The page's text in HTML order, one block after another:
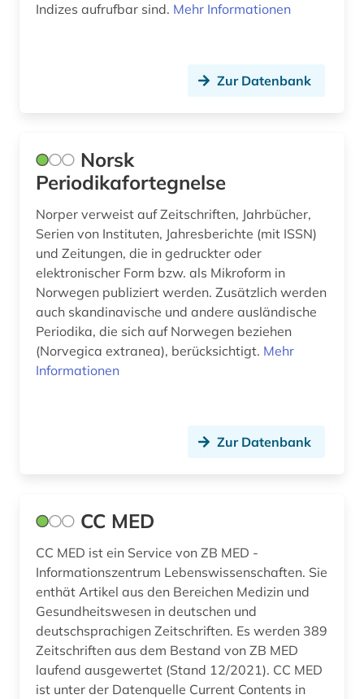
sprache (1)
sprachwissenschaft (3)
swot analyse (1)
südasien (1)
tagebuch (1)
taiwan (2)
tschechien (1)
tschechoslowakei (1)
türkei (1)
türkisch (1)
ukraine (1)
Indizes aufrufbar sind. Mehr Informationen
Zur Datenbank
Norsk
Periodikafortegnelse
Norper verweist auf Zeitschriften, Jahrbücher,
Serien von Instituten, Jahresberichte (mit ISSN)
und Zeitungen, die in gedruckter oder
elektronischer Form bzw. als Mikroform in
Norwegen publiziert werden. Zusätzlich werden
auch skandinavische und andere ausländische
Periodika, die sich auf Norwegen beziehen
(Norvegica extranea), berücksichtigt. Mehr
Informationen
Zur Datenbank
CC MED
CC MED ist ein Service von ZB MED -
Informationszentrum Lebenswissenschaften. Sie
enthät Artikel aus den Bereichen Medizin und
Gesundheitswesen in deutschen und
deutschsprachigen Zeitschriften. Es werden 389
Zeitschriften aus dem Bestand von ZB MED
laufend ausgewertet (Stand 12/2021). CC MED
ist unter der Datenquelle Current Contents in